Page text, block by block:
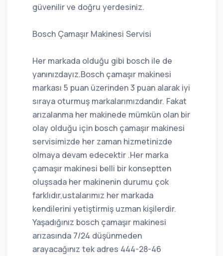
güvenilir ve doğru yerdesiniz.
Bosch Çamaşır Makinesi Servisi
Her markada olduğu gibi bosch ile de
yanınızdayız.Bosch çamaşır makinesi
markası 5 puan üzerinden 3 puan alarak iyi
sıraya oturmuş markalarımızdandır. Fakat
arızalanma her makinede mümkün olan bir
olay olduğu için bosch çamaşır makinesi
servisimizde her zaman hizmetinizde
olmaya devam edecektir .Her marka
çamaşır makinesi belli bir konseptten
oluşsada her makinenin durumu çok
farklıdır,ustalarımız her markada
kendilerini yetiştirmiş uzman kişilerdir.
Yaşadığınız bosch çamaşır makinesi
arızasında 7/24 düşünmeden
arayacağınız tek adres 444-28-46